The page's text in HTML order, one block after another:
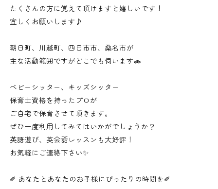
たくさんの方に覚えて頂けますと嬉しいです！
宜しくお願いします♪
朝日町、川越町、四日市市、桑名市が
主な活動範囲ですがどこでも伺います🚗
ベビーシッター、キッズシッター
保育士資格を持ったプロが
ご自宅で保育させて頂きます。
ぜひ一度利用してみてはいかがでしょうか？
英語遊び、英会話レッスンも大好評！
お気軽にご連絡下さい✨
✐ あなたとあなたのお子様にぴったりの時間を✐